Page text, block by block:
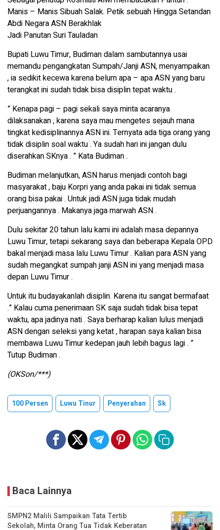
Manis – Manis Sibuah Salak. Petik sebuah Hingga Setandan
Abdi Negara ASN Berakhlak
Jadi Panutan Suri Tauladan
Bupati Luwu Timur, Budiman dalam sambutannya usai
memandu pengangkatan Sumpah/Janji ASN, menyampaikan
, ia sedikit kecewa karena belum apa – apa ASN yang baru
terangkat ini sudah tidak bisa disiplin tepat waktu .
” Kenapa pagi – pagi sekali saya minta acaranya
dilaksanakan , karena saya mau mengetes sejauh mana
tingkat kedisiplinannya ASN ini. Ternyata ada tiga orang yang
tidak disiplin soal waktu . Ya sudah hari ini jangan dulu
diserahkan SKnya . ” Kata Budiman .
Budiman melanjutkan, ASN harus menjadi contoh bagi
masyarakat , baju Korpri yang anda pakai ini tidak semua
orang bisa pakai . Untuk jadi ASN juga tidak mudah
perjuangannya . Makanya jaga marwah ASN .
Dulu sekitar 20 tahun lalu kami ini adalah masa depannya
Luwu Timur, tetapi sekarang saya dan beberapa Kepala OPD
bakal menjadi masa lalu Luwu Timur . Kalian para ASN yang
sudah megangkat sumpah janji ASN ini yang menjadi masa
depan Luwu Timur .
Untuk itu budayakanlah disiplin. Karena itu sangat bermafaat
.” Kalau cuma penerimaan SK saja sudah tidak bisa tepat
waktu, apa jadinya nati . Saya berharap kalian lulus menjadi
ASN dengan seleksi yang ketat , harapan saya kalian bisa
membawa Luwu Timur kedepan jauh lebih bagus lagi . ”
Tutup Budiman .
(OKSon/***)
100 Persen Luwu Tinur Penyerahan Sk
Baca Lainnya
SMPN2 Malili Sampaikan Tata Tertib
Sekolah, Minta Orang Tua Tidak Keberatan